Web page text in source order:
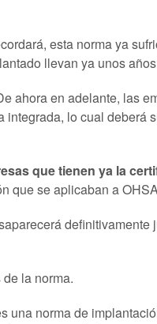
esta norma ya
llevan ya unos
ahora en adelante, las
lo cual deberá
que tienen ya la
que se aplicaban a
la norma.
una norma de